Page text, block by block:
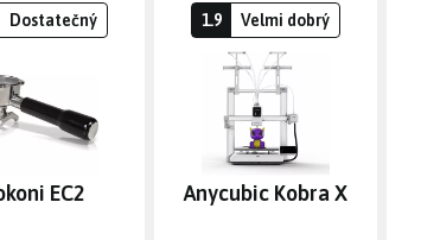
Dostatečný
EC2
1.9 Velmi dobrý
Anycubic Kobra X